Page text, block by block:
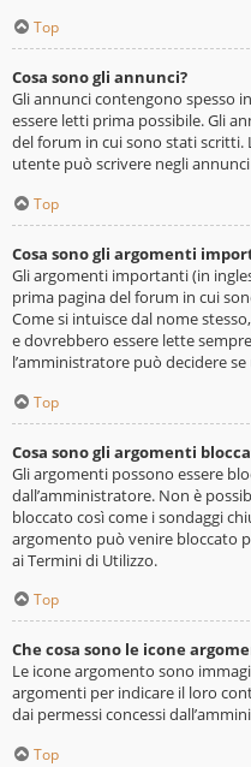
Top
Cosa sono gli annunci?
Gli annunci contengono spesso
essere letti prima possibile. Gli
del forum in cui sono stati scritti.
utente può scrivere negli
Top
Cosa sono gli argomenti
Gli argomenti importanti (in
prima pagina del forum in cui
Come si intuisce dal nome
e dovrebbero essere lette
l’amministratore può decidere
Top
Cosa sono gli argomenti
Gli argomenti possono essere
dall’amministratore. Non è
bloccato così come i sondaggi
argomento può venire bloccato
ai Termini di Utilizzo.
Top
Che cosa sono le icone
Le icone argomento sono
argomenti per indicare il loro
dai permessi concessi
Top